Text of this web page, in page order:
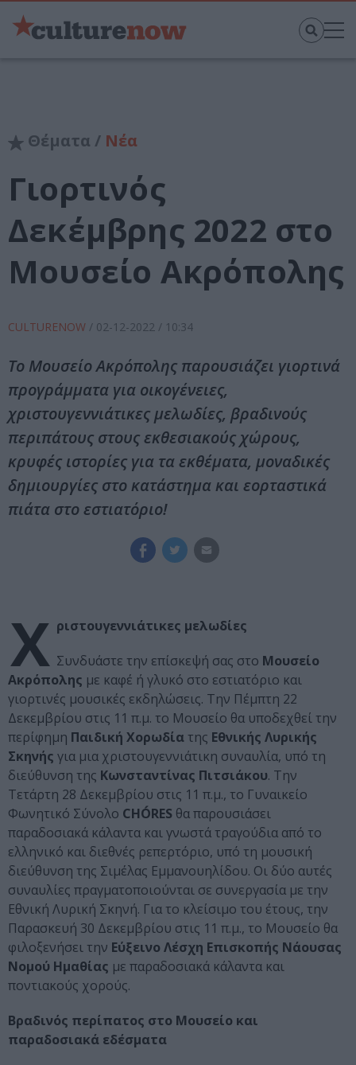
Θέματα / Νέα
Γιορτινός
Δεκέμβρης 2022 στο
Μουσείο Ακρόπολης
CULTURENOW / 02-12-2022 / 10:34
Το Μουσείο Ακρόπολης παρουσιάζει γιορτινά
προγράμματα για οικογένειες,
χριστουγεννιάτικες μελωδίες, βραδινούς
περιπάτους στους εκθεσιακούς χώρους,
κρυφές ιστορίες για τα εκθέματα, μοναδικές
δημιουργίες στο κατάστημα και εορταστικά
πιάτα στο εστιατόριο!
Χ ριστουγεννιάτικες μελωδίες
Συνδυάστε την επίσκεψή σας στο Μουσείο
Ακρόπολης με καφέ ή γλυκό στο εστιατόριο και
γιορτινές μουσικές εκδηλώσεις. Την Πέμπτη 22
Δεκεμβρίου στις 11 π.μ. το Μουσείο θα υποδεχθεί την
περίφημη Παιδική Χορωδία της Εθνικής Λυρικής
Σκηνής για μια χριστουγεννιάτικη συναυλία, υπό τη
διεύθυνση της Κωνσταντίνας Πιτσιάκου. Την
Τετάρτη 28 Δεκεμβρίου στις 11 π.μ., το Γυναικείο
Φωνητικό Σύνολο CHÓRES θα παρουσιάσει
παραδοσιακά κάλαντα και γνωστά τραγούδια από το
ελληνικό και διεθνές ρεπερτόριο, υπό τη μουσική
διεύθυνση της Σιμέλας Εμμανουηλίδου. Οι δύο αυτές
συναυλίες πραγματοποιούνται σε συνεργασία με την
Εθνική Λυρική Σκηνή. Για το κλείσιμο του έτους, την
Παρασκευή 30 Δεκεμβρίου στις 11 π.μ., το Μουσείο θα
φιλοξενήσει την Εύξεινο Λέσχη Επισκοπής Νάουσας
Νομού Ημαθίας με παραδοσιακά κάλαντα και
ποντιακούς χορούς.
Βραδινός περίπατος στο Μουσείο και
παραδοσιακά εδέσματα